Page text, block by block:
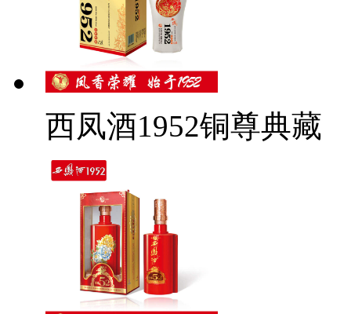
西凤酒1952铜尊典藏